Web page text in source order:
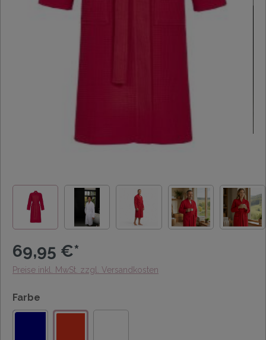
69,95 €*
Preise inkl. MwSt. zzgl. Versandkosten
Farbe